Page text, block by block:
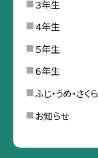
３年生
４年生
５年生
６年生
ふじ・うめ・さくら
お知らせ